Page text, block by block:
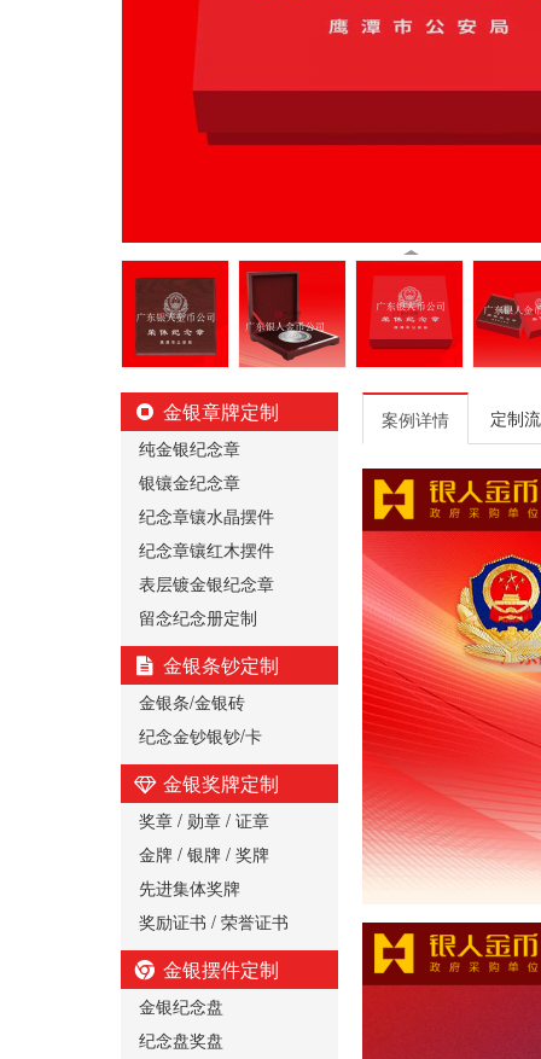
金银章牌定制
纯金银纪念章
银镶金纪念章
纪念章镶水晶摆件
纪念章镶红木摆件
表层镀金银纪念章
留念纪念册定制
金银条钞定制
金银条/金银砖
纪念金钞银钞/卡
金银奖牌定制
奖章 / 勋章 / 证章
金牌 / 银牌 / 奖牌
先进集体奖牌
奖励证书 / 荣誉证书
金银摆件定制
金银纪念盘
纪念盘奖盘
案例详情 定制